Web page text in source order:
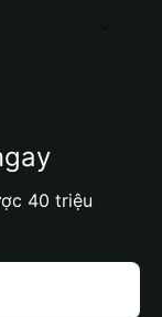
40 triệu